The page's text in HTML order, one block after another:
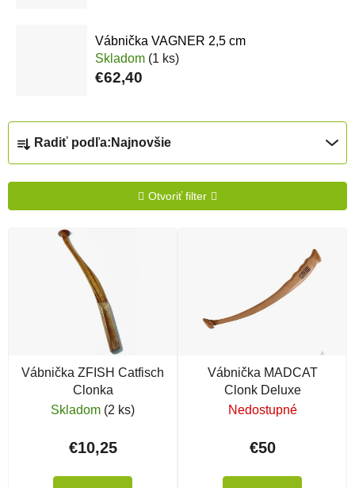
Vábnička VAGNER 2,5 cm
Skladom (1 ks)
€62,40
Radenie produktov
Radiť podľa: Najnovšie
Otvoriť filter
Výpis produktov
Vábnička ZFISH Catfisch
Clonka
Skladom (2 ks)
€10,25
Vábnička MADCAT
Clonk Deluxe
Nedostupné
€50